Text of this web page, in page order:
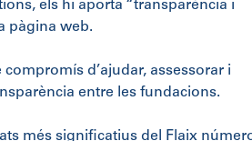
els hi aporta “transparència i
pàgina web.
d’ajudar, assessorar i
entre les fundacions.
més significatius del Flaix